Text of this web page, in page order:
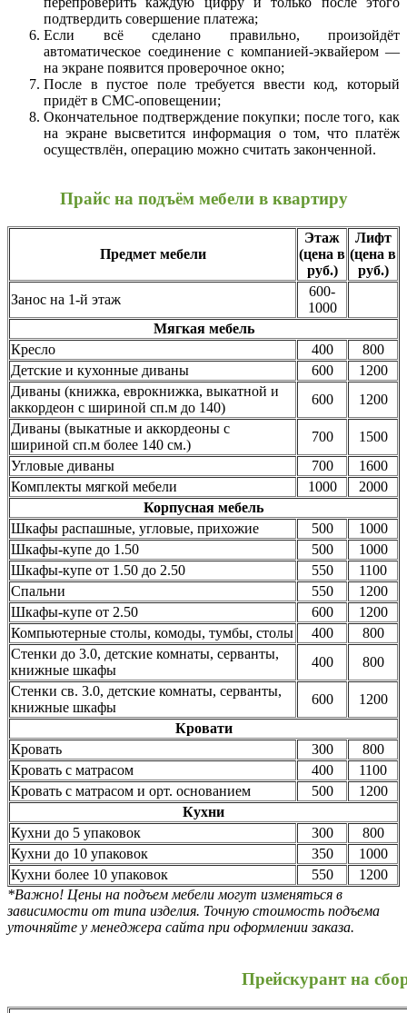
подтвердить совершение платежа;
Если всё сделано правильно, произойдёт
автоматическое соединение с компанией-эквайером —
на экране появится проверочное окно;
После в пустое поле требуется ввести код, который
придёт в СМС-оповещении;
Окончательное подтверждение покупки; после того, как
на экране высветится информация о том, что платёж
осуществлён, операцию можно считать законченной.
Прайс на подъём мебели в квартиру
Предмет мебели
Этаж
(цена в
руб.)
Лифт
(цена в
руб.)
Занос на 1-й этаж
600-
1000
Мягкая мебель
Кресло
400
800
Детские и кухонные диваны
600
1200
Диваны (книжка, еврокнижка, выкатной и
аккордеон с шириной сп.м до 140)
600
1200
Диваны (выкатные и аккордеоны с
шириной сп.м более 140 см.)
700
1500
Угловые диваны
700
1600
Комплекты мягкой мебели
1000
2000
Корпусная мебель
Шкафы распашные, угловые, прихожие
500
1000
Шкафы-купе до 1.50
500
1000
Шкафы-купе от 1.50 до 2.50
550
1100
Спальни
550
1200
Шкафы-купе от 2.50
600
1200
Компьютерные столы, комоды, тумбы, столы
400
800
Стенки до 3.0, детские комнаты, серванты,
книжные шкафы
400
800
Стенки св. 3.0, детские комнаты, серванты,
книжные шкафы
600
1200
Кровати
Кровать
300
800
Кровать с матрасом
400
1100
Кровать с матрасом и орт. основанием
500
1200
Кухни
Кухни до 5 упаковок
300
800
Кухни до 10 упаковок
350
1000
Кухни более 10 упаковок
550
1200
*Важно! Цены на подъем мебели могут изменяться в
зависимости от типа изделия. Точную стоимость подъема
уточняйте у менеджера сайта при оформлении заказа.
Прейскурант на